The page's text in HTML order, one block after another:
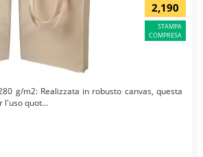
2,190
STAMPA
COMPRESA
g/m2: Realizzata in robusto canvas, questa
l'uso quot...